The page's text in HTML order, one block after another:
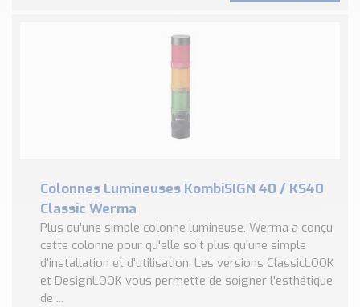
Colonnes Lumineuses KombiSIGN 40 / KS40
Classic Werma
Plus qu'une simple colonne lumineuse, Werma a conçu
cette colonne pour qu'elle soit plus qu'une simple
d'installation et d'utilisation. Les versions ClassicLOOK
et DesignLOOK vous permette de soigner l'esthétique
de ...